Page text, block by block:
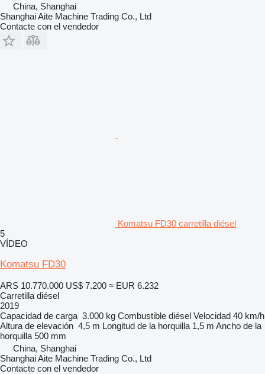
China, Shanghai
Shanghai Aite Machine Trading Co., Ltd
Contacte con el vendedor
Komatsu FD30 carretilla diésel
5
VÍDEO
Komatsu FD30
ARS 10.770.000 US$ 7.200 ≈ EUR 6.232
Carretilla diésel
2019
Capacidad de carga 3.000 kg Combustible diésel Velocidad 40 km/h
Altura de elevación 4,5 m Longitud de la horquilla 1,5 m Ancho de la
horquilla 500 mm
China, Shanghai
Shanghai Aite Machine Trading Co., Ltd
Contacte con el vendedor